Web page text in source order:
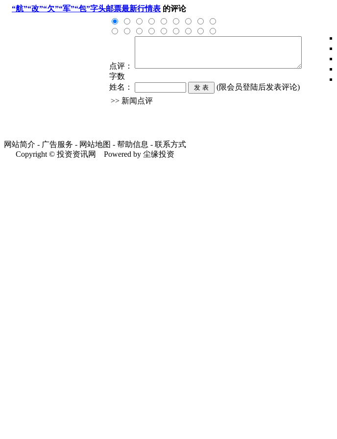
“航”“改”“欠”“军”“包”字头邮票最新行情表 的评论
点评：
字数
姓名：
(限会员登陆后发表评论)
>> 新闻点评
网站简介 - 广告服务 - 网站地图 - 帮助信息 - 联系方式
Copyright © 投资资讯网 Powered by 尘缘投资